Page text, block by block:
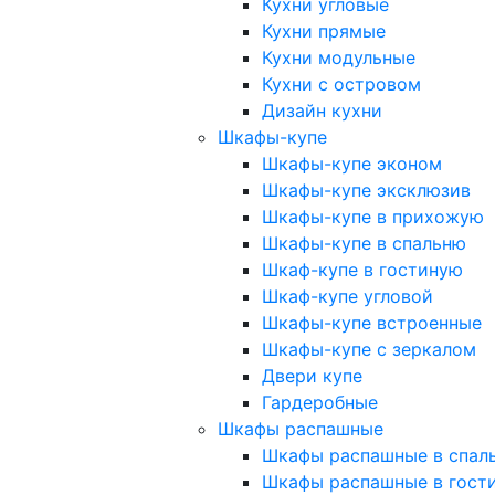
Кухни угловые
Кухни прямые
Кухни модульные
Кухни с островом
Дизайн кухни
Шкафы-купе
Шкафы-купе эконом
Шкафы-купе эксклюзив
Шкафы-купе в прихожую
Шкафы-купе в спальню
Шкаф-купе в гостиную
Шкаф-купе угловой
Шкафы-купе встроенные
Шкафы-купе с зеркалом
Двери купе
Гардеробные
Шкафы распашные
Шкафы распашные в
Шкафы распашные в